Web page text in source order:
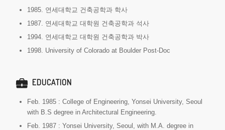
1985. 연세대학교 건축공학과 학사
1987. 연세대학교 대학원 건축공학과 석사
1994. 연세대학교 대학원 건축공학과 박사
1998. University of Colorado at Boulder Post-Doc
EDUCATION
Feb. 1985 : College of Engineering, Yonsei University, Seoul
with B.S degree in Architectural Engineering.
Feb. 1987 : Yonsei University, Seoul, with M.A. degree in